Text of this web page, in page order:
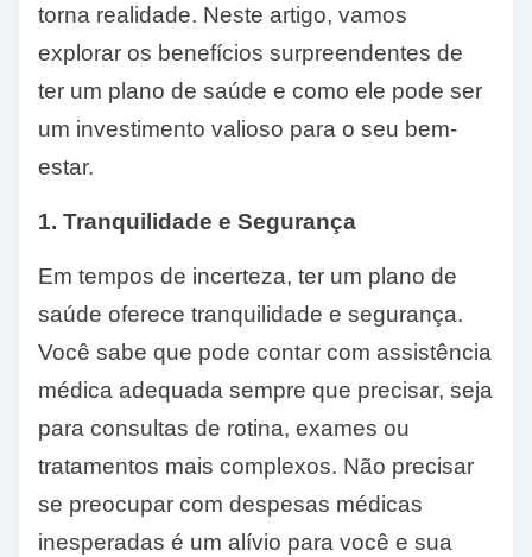
torna realidade. Neste artigo, vamos
explorar os benefícios surpreendentes de
ter um plano de saúde e como ele pode ser
um investimento valioso para o seu bem-
estar.
1. Tranquilidade e Segurança
Em tempos de incerteza, ter um plano de
saúde oferece tranquilidade e segurança.
Você sabe que pode contar com assistência
médica adequada sempre que precisar, seja
para consultas de rotina, exames ou
tratamentos mais complexos. Não precisar
se preocupar com despesas médicas
inesperadas é um alívio para você e sua